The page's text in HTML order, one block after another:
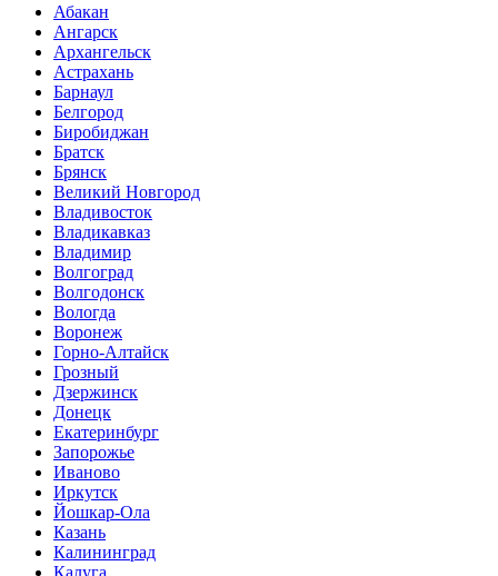
Абакан
Ангарск
Архангельск
Астрахань
Барнаул
Белгород
Биробиджан
Братск
Брянск
Великий Новгород
Владивосток
Владикавказ
Владимир
Волгоград
Волгодонск
Вологда
Воронеж
Горно-Алтайск
Грозный
Дзержинск
Донецк
Екатеринбург
Запорожье
Иваново
Иркутск
Йошкар-Ола
Казань
Калининград
Калуга